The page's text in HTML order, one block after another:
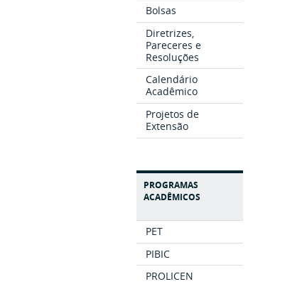
Bolsas
Diretrizes,
Pareceres e
Resoluções
Calendário
Acadêmico
Projetos de
Extensão
PROGRAMAS
ACADÊMICOS
PET
PIBIC
PROLICEN